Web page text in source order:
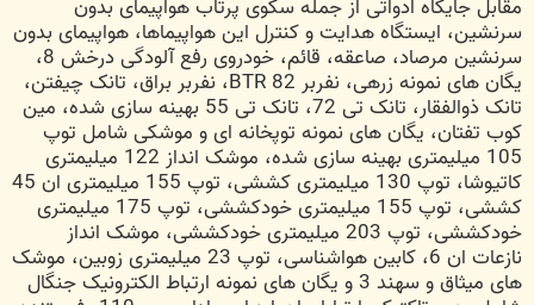
مقابل جایگاه ادواتی از جمله سکوی پرتاب هواپیمای بدون
سرنشین، ایستگاه هدایت و کنترل این هواپیماها، هواپیمای بدون
سرنشین مرصاد، صاعقه، قائم، خودروی رفع آلودگی درخش 8،
یگان های نمونه زرهی، نفربر BTR 82، نفربر براق، تانک چیفتن،
تانک ذوالفقار، تانک تی 72، تانک تی 55 بهینه سازی شده، مین
کوب تفتان، یگان های نمونه توپخانه ای و موشکی شامل توپ
105 میلیمتری بهینه سازی شده، موشک انداز 122 میلیمتری
کاتیوشا، توپ 130 میلیمتری کششی، توپ 155 میلیمتری ان 45
کششی، توپ 155 میلیمتری خودکششی، توپ 175 میلیمتری
خودکششی، توپ 203 میلیمتری خودکششی، موشک انداز
نازعات ان 6، کابین هواشناسی، توپ 23 میلیمتری زوبین، موشک
های میثاق و سهند 3 و یگان های نمونه ارتباط الکترونیک جنگال